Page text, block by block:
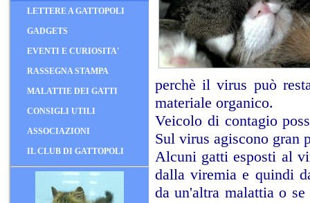
LETTERE A GATTOPOLI
GADGETS
EVENTI E CURIOSITA'
RASSEGNA STAMPA
MALATTIE DEI GATTI
CONSIGLI UTILI
ASSOCIAZIONI
IL CLUB DI GATTOPOLI
perchè il virus può
materiale organico.
Veicolo di contagio
Sul virus agiscono gran
Alcuni gatti esposti al
dalla viremia e quindi
da un'altra malattia o